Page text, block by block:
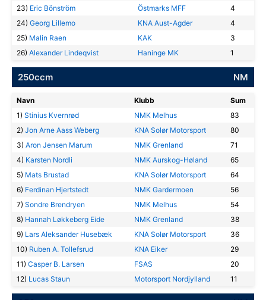
23) Eric Bönström Östmarks MFF
4
24) Georg Lillemo KNA Aust-Agder
4
25) Malin Raen KAK
3
26) Alexander Lindeqvist Haninge MK 1
250ccm NM
Navn Klubb
Sum
1) Stinius Kvernrød NMK Melhus
83
2) Jon Arne Aass Weberg KNA Solør Motorsport
80
3) Aron Jensen Marum NMK Grenland
71
4) Karsten Nordli NMK Aurskog-Høland
65
5) Mats Brustad KNA Solør Motorsport
64
6) Ferdinan Hjertstedt NMK Gardermoen
56
7) Sondre Brendryen NMK Melhus
54
8) Hannah Løkkeberg Eide NMK Grenland
38
9) Lars Aleksander Husebæk KNA Solør Motorsport
36
10) Ruben A. Tollefsrud KNA Eiker
29
11) Casper B. Larsen FSAS
20
12) Lucas Staun Motorsport Nordjylland 11